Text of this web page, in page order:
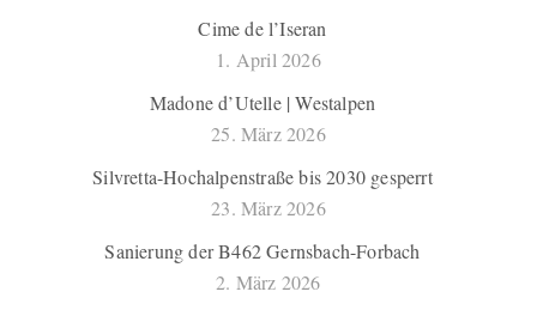
Cime de l’Iseran
1. April 2026
Madone d’Utelle | Westalpen
25. März 2026
Silvretta-Hochalpenstraße bis 2030 gesperrt
23. März 2026
Sanierung der B462 Gernsbach-Forbach
2. März 2026